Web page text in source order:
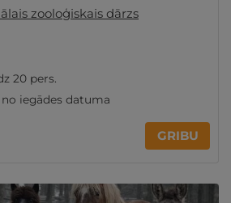
zooloģiskais dārzs
20 pers.
iegādes datuma
GRIBU